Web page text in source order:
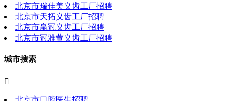
北京市瑞佳美义齿工厂招聘
北京市天拓义齿工厂招聘
北京市赢冠义齿工厂招聘
北京市冠雅萱义齿工厂招聘
城市搜索
